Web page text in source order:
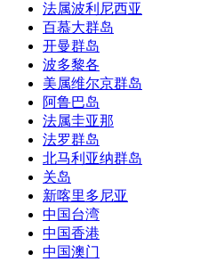
法属波利尼西亚
百慕大群岛
开曼群岛
波多黎各
美属维尔京群岛
阿鲁巴岛
法属圭亚那
法罗群岛
北马利亚纳群岛
关岛
新喀里多尼亚
中国台湾
中国香港
中国澳门